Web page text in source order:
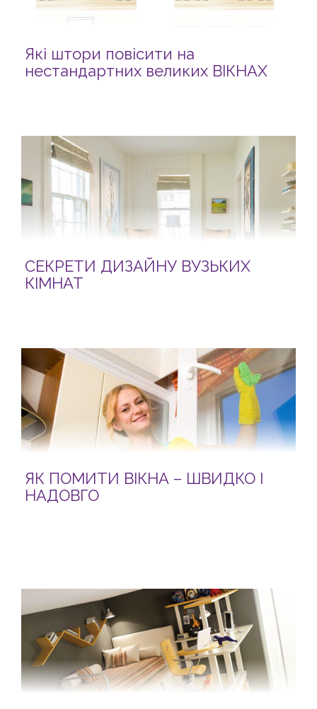
Які штори повісити на
нестандартних великих ВІКНАХ
СЕКРЕТИ ДИЗАЙНУ ВУЗЬКИХ
КІМНАТ
ЯК ПОМИТИ ВІКНА – ШВИДКО І
НАДОВГО